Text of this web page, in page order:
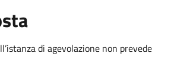
di agevolazione non prevede